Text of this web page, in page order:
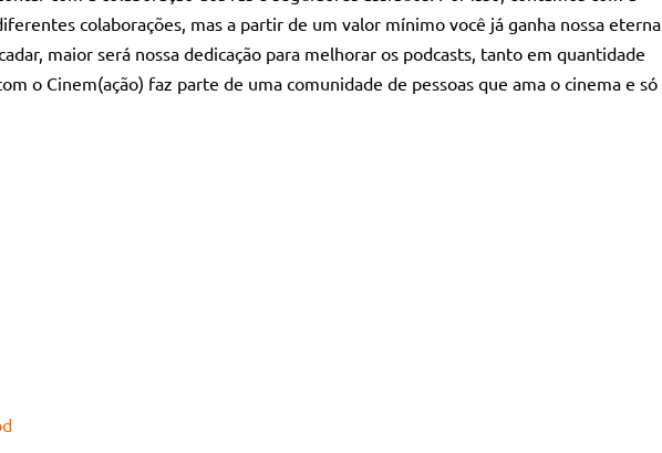
colaborações, mas a partir de um valor mínimo você já ganha nossa eterna
maior será nossa dedicação para melhorar os podcasts, tanto em quantidade
o Cinem(ação) faz parte de uma comunidade de pessoas que ama o cinema e só